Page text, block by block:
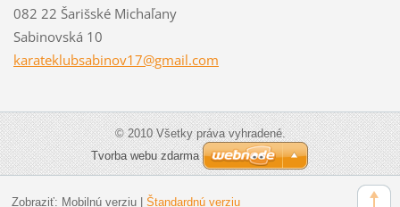
082 22 Šarišské Michaľany
Sabinovská 10
karateklubsabinov17@gmail.com
© 2010 Všetky práva vyhradené.
Tvorba webu zdarma
Zobraziť: Mobilnú verziu| Štandardnú verziu